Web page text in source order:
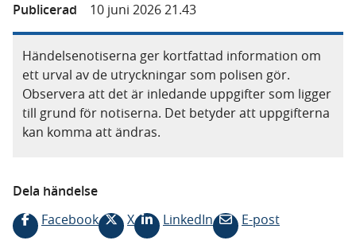
Publicerad
10 juni 2026 21.43
Händelsenotiserna ger kortfattad information om
ett urval av de utryckningar som polisen gör.
Observera att det är inledande uppgifter som ligger
till grund för notiserna. Det betyder att uppgifterna
kan komma att ändras.
Dela händelse
Facebook
X LinkedIn E-post